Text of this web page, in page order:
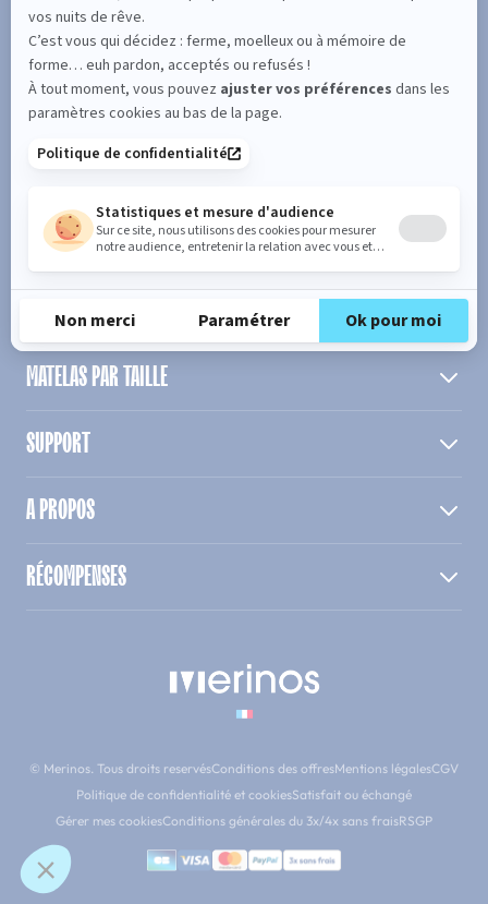
SUIVEZ L'ACTUALITÉ DE MERINOS !
Entrez votre adresse email
S'inscrire
En cochant cette case, vous confirmez avoir plus de 16 ans et
acceptez de recevoir notre Newsletter incluant des informations
concernant les offres, services, produits ou évènements de Bultex
conformément à
notre politique de protection des données personnelles.
PRODUIT
MATELAS PAR TAILLE
SUPPORT
A PROPOS
RÉCOMPENSES
© Merinos. Tous droits reservésConditions des offresMentions légalesCGV
Politique de confidentialité et cookiesSatisfait ou échangé
Gérer mes cookiesConditions générales du 3x/4x sans fraisRSGP